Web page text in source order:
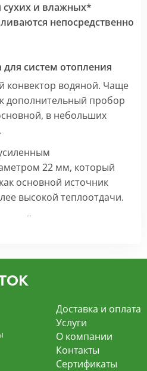
сухих и влажных*
непосредственно
систем отопления
конвектор водяной. Чаще
дополнительный пробор
в небольших
22 мм, который
основной источник
высокой теплоотдачи.
конвектор
на 24В подходит для
и бесшумно работает.
счет тангенциального
обогревать
Доставка и оплата
Услуги
О компании
Контакты
Сертификаты